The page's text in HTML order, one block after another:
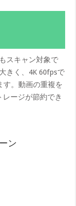
スキャン対象で
きく、4K 60fpsで
す。動画の重複を
ージが節約でき
ン